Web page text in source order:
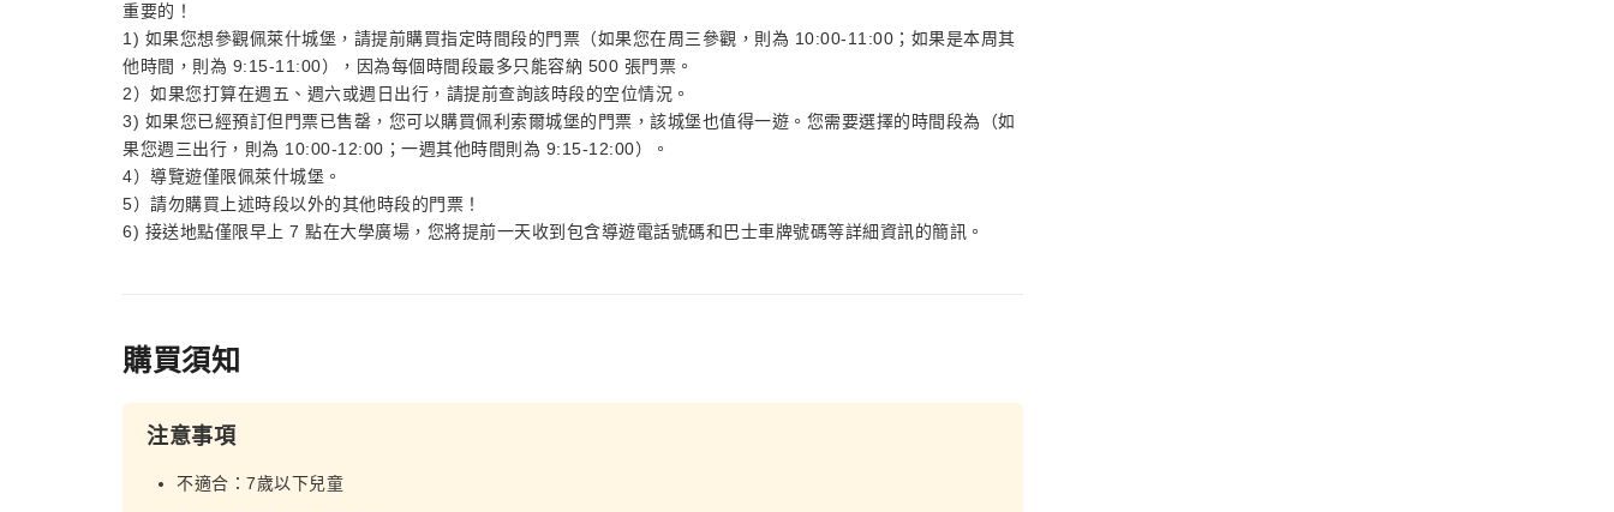
重要的！
1) 如果您想參觀佩萊什城堡，請提前購買指定時間段的門票（如果您在周三參觀，則為 10:00-11:00；如果是本周其
他時間，則為 9:15-11:00），因為每個時間段最多只能容納 500 張門票。
2）如果您打算在週五、週六或週日出行，請提前查詢該時段的空位情況。
3) 如果您已經預訂但門票已售罄，您可以購買佩利索爾城堡的門票，該城堡也值得一遊。您需要選擇的時間段為（如
果您週三出行，則為 10:00-12:00；一週其他時間則為 9:15-12:00）。
4）導覽遊僅限佩萊什城堡。
5）請勿購買上述時段以外的其他時段的門票！
6) 接送地點僅限早上 7 點在大學廣場，您將提前一天收到包含導遊電話號碼和巴士車牌號碼等詳細資訊的簡訊。
購買須知
注意事項
不適合：7歲以下兒童